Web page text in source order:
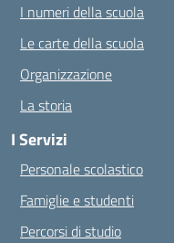
I numeri della scuola
Le carte della scuola
Organizzazione
La storia
I Servizi
Personale scolastico
Famiglie e studenti
Percorsi di studio